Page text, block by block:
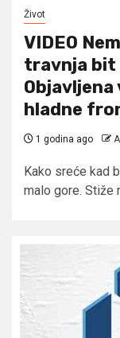
Život
VIDEO
travnja bit
hladne
1 godina ago
Kako sreće kad
malo gore. Stiže